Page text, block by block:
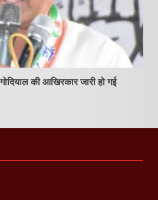
की आखिरकार जारी हो गई